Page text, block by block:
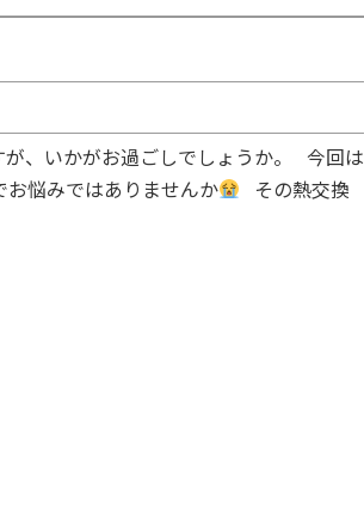
、いかがお過ごしでしょうか。 今回は
お悩みではありませんか
その熱交換